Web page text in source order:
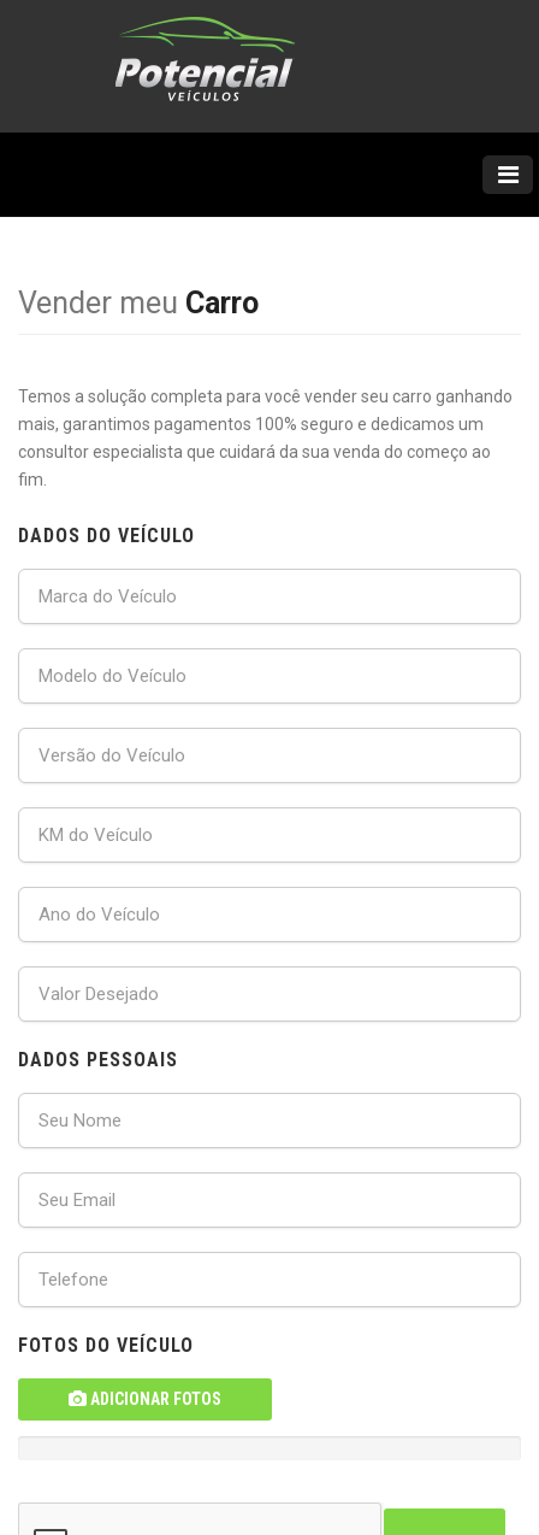
Vender meu Carro
Temos a solução completa para você vender seu carro ganhando
mais, garantimos pagamentos 100% seguro e dedicamos um
consultor especialista que cuidará da sua venda do começo ao
fim.
DADOS DO VEÍCULO
DADOS PESSOAIS
FOTOS DO VEÍCULO
ADICIONAR FOTOS